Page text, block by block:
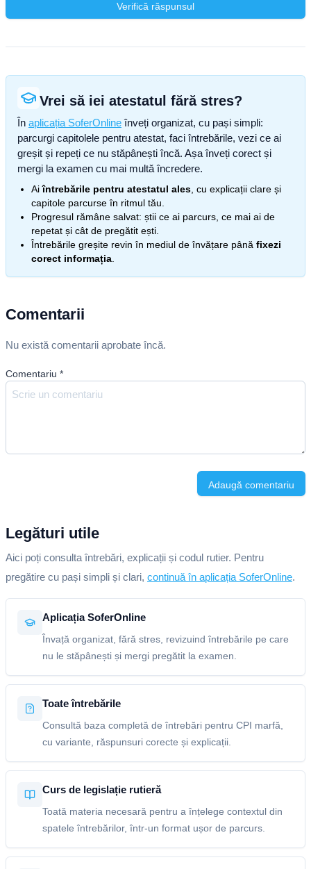
Verifică răspunsul
Vrei să iei atestatul fără stres?
În aplicația SoferOnline înveți organizat, cu pași simpli:
parcurgi capitolele pentru atestat, faci întrebările, vezi ce ai
greșit și repeți ce nu stăpânești încă. Așa înveți corect și
mergi la examen cu mai multă încredere.
Aiîntrebările pentru atestatul ales , cu explicații clare și
capitole parcurse în ritmul tău.
Progresul rămâne salvat: știi ce ai parcurs, ce mai ai de
repetat și cât de pregătit ești.
Întrebările greșite revin în mediul de învățare până fixezi
corect informația
Comentarii
Nu există comentarii aprobate încă.
Comentariu *
Adaugă comentariu
Legături utile
Aici poți consulta întrebări, explicații și codul rutier. Pentru
pregătire cu pași simpli și clari, continuă în aplicația SoferOnline.
Aplicația SoferOnline
Învață organizat, fără stres, revizuind întrebările pe care
nu le stăpânești și mergi pregătit la examen.
Toate întrebările
Consultă baza completă de întrebări pentru CPI marfă,
cu variante, răspunsuri corecte și explicații.
Curs de legislație rutieră
Toată materia necesară pentru a înțelege contextul din
spatele întrebărilor, într-un format ușor de parcurs.